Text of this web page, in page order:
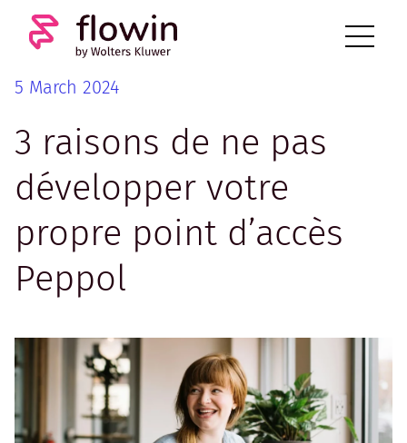
5 March 2024
3 raisons de ne pas
développer votre
propre point d’accès
Peppol